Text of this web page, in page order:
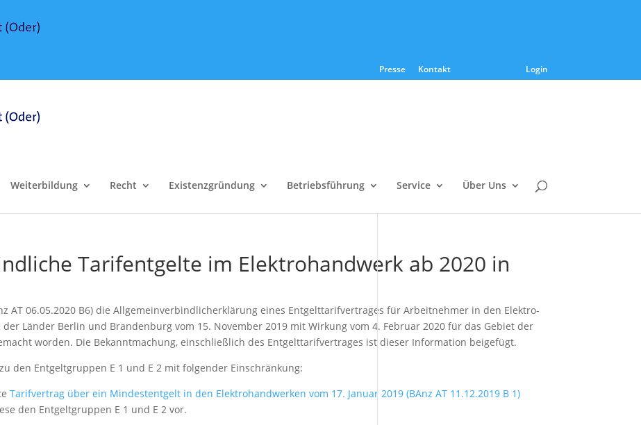
Presse Kontakt Login
Weiterbildung Recht Existenzgründung Betriebsführung Service Über Uns
Tarifentgelte im Elektrohandwerk ab 2020 in
AT 06.05.2020 B6) die Allgemeinverbindlicherklärung eines Entgelttarifvertrages für Arbeitnehmer in den Elektro-
Länder Berlin und Brandenburg vom 15. November 2019 mit Wirkung vom 4. Februar 2020 für das Gebiet der
worden. Die Bekanntmachung, einschließlich des Entgelttarifvertrages ist dieser Information beigefügt.
den Entgeltgruppen E 1 und E 2 mit folgender Einschränkung:
Tarifvertrag über ein Mindestentgelt in den Elektrohandwerken vom 17. Januar 2019 (BAnz AT 11.12.2019 B 1)
den Entgeltgruppen E 1 und E 2 vor.